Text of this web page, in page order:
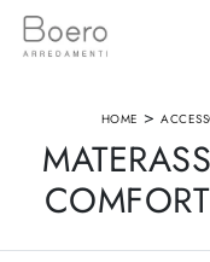
HOME >